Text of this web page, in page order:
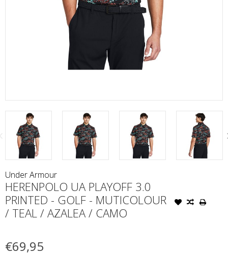
Under Armour
HERENPOLO UA PLAYOFF 3.0
PRINTED - GOLF - MUTICOLOUR
/ TEAL / AZALEA / CAMO
€69,95